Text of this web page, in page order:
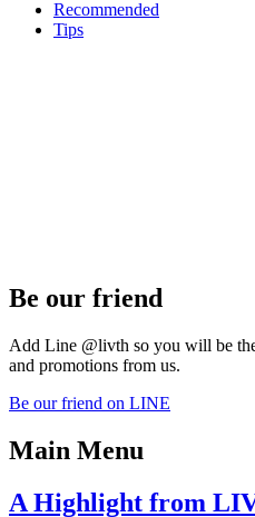
Recommended
Tips
Be our friend
Add Line @livth so you will be
and promotions from us.
Be our friend on LINE
Main Menu
A Highlight from